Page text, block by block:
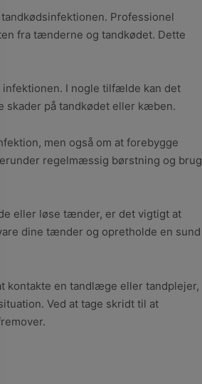
Professionel
fra tænderne og tandkødet. Dette
I nogle tilfælde kan det
på tandkødet eller kæben.
men også om at forebygge
regelmæssig børstning og brug
eller løse tænder, er det vigtigt at
dine tænder og opretholde en sund
kontakte en tandlæge eller tandplejer,
Ved at tage skridt til at